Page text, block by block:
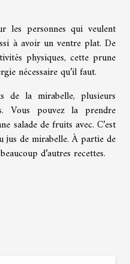
les personnes qui veulent
à avoir un ventre plat. De
physiques, cette prune
nécessaire qu’il faut.
de la mirabelle, plusieurs
Vous pouvez la prendre
salade de fruits avec. C’est
jus de mirabelle. À partie de
d’autres recettes.